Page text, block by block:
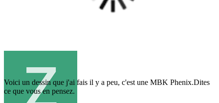
Voici un dessin que j'ai fais il y a peu, c'est une MBK Phenix.Dites
ce que vous en pensez.